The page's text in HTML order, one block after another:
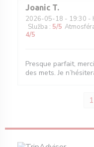
Joanic T
2026-05-18 - 19:30 -
Služba : 5/5
4/5
Presque parfait,
des mets. Je
1